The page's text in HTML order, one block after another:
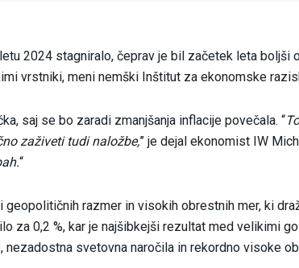
2024 stagniralo, čeprav je bil začetek leta boljši
vrstniki, meni nemški Inštitut za ekonomske
saj se bo zaradi zmanjšanja inflacije povečala. “
zaživeti tudi naložbe,” je dejal ekonomist IW
“
razmer in visokih obrestnih mer, ki
za 0,2 %, kar je najšibkejši rezultat med velikimi
svetovna naročila in rekordno visoke